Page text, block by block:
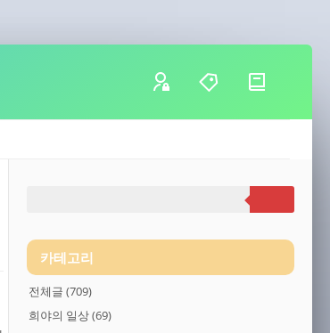
카테고리
전체글 (709)
희야의 일상(69)